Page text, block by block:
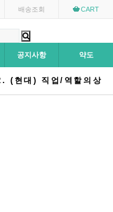
배송조회 CART
공지사항 약도
(현대) 직업/역할의상